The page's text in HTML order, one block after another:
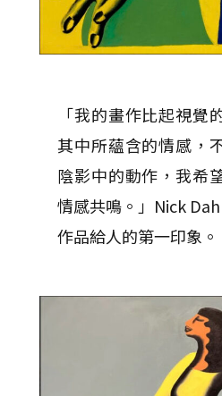
「我的畫作比起視覺
其中所蘊含的情感，
陰影中的動作，我希
情感共鳴。」Nick
作品給人的第一印象。